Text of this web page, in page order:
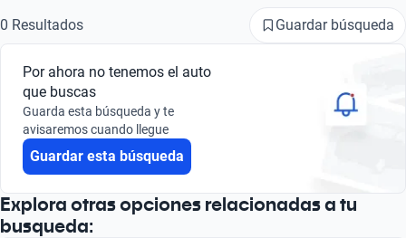
Busca por marca
Busca por modelo
Busca por versión
0 Resultados Guardar búsqueda
Por ahora no tenemos el auto
que buscas
Guarda esta búsqueda y te
avisaremos cuando llegue
Guardar esta búsqueda
Explora otras opciones relacionadas a tu
busqueda: